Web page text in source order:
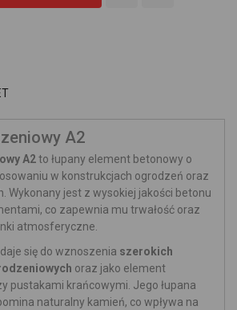
A2
A2to łupany element betonowy o
w konstrukcjach ogrodzeń oraz
Wykonany jest z wysokiej jakości betonu
co zapewnia mu trwałość oraz
atmosferyczne.
się do wznoszenia szerokich
oraz jako element
pustakami krańcowymi. Jego łupana
naturalny kamień, co wpływa na